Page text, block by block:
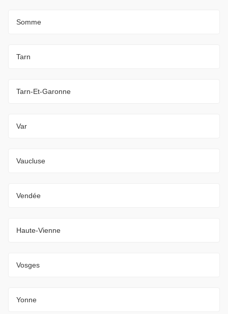
Somme
Tarn
Tarn-Et-Garonne
Var
Vaucluse
Vendée
Haute-Vienne
Vosges
Yonne